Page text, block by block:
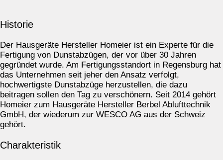
Historie
Der Hausgeräte Hersteller Homeier ist ein Experte für die
Fertigung von Dunstabzügen, der vor über 30 Jahren
gegründet wurde. Am Fertigungsstandort in Regensburg hat
das Unternehmen seit jeher den Ansatz verfolgt,
hochwertigste Dunstabzüge herzustellen, die dazu
beitragen sollen den Tag zu verschönern. Seit 2014 gehört
Homeier zum Hausgeräte Hersteller Berbel Ablufttechnik
GmbH, der wiederum zur WESCO AG aus der Schweiz
gehört.
Charakteristik